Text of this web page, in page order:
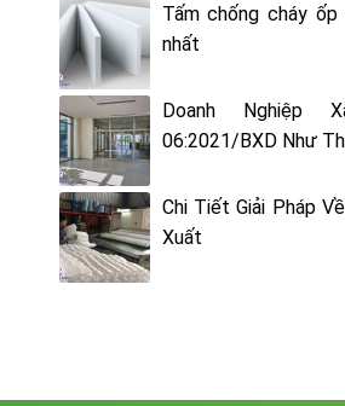
Tấm chống cháy
nhất
Doanh Nghiệp
06:2021/BXD Như
Chi Tiết Giải Pháp
Xuất